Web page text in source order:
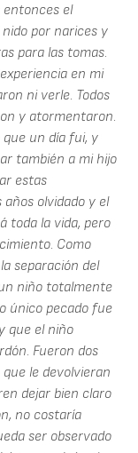
entonces el
por narices y
para las tomas.
en mi
ni verle. Todos
y atormentaron.
que un día fui, y
también a mi hijo
estas
olvidado y el
toda la vida, pero
Como
separación del
niño totalmente
único pecado fue
que el niño
Fueron dos
le devolvieran
dejar bien claro
no costaría
ser observado